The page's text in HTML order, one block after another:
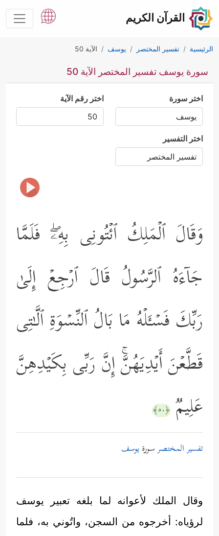
القرآن الكريم
الرئيسية تفسير المختصر يوسف الآية 50
سورة يوسف تفسير المختصر الآية 50
اختر سورة اختر رقم الآية
اختر التفسير
وَقَالَ ٱلۡمَلِكُ ٱئۡتُونِی بِهِۦۖ فَلَمَّا
جَاۤءَهُ ٱلرَّسُولُ قَالَ ٱرۡجِعۡ إِلَىٰ
رَبِّكَ فَسۡـَٔلۡهُ مَا بَالُ ٱلنِّسۡوَةِ ٱلَّـٰتِی
قَطَّعۡنَ أَیۡدِیَهُنَّۚ إِنَّ رَبِّی بِكَیۡدِهِنَّ
عَلِیمࣱ ﴿٥٠﴾
تفسير المختصرسورةيوسف
وقال الملك لأعوانه لما بلغه تعبير يوسف
لرؤياه: أخرجوه من السجن، واتُوني به، فلما